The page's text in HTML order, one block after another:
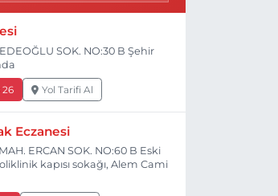
SOK. NO:30 B Şehir
26 Yol Tarifi Al
Eczanesi
ERCAN SOK. NO:60 B Eski
kapısı sokağı, Alem Cami